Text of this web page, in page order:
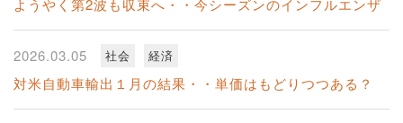
ようやく第2波も収束へ・・今シーズンのインフルエンザ
2026.03.05 社会 経済
対米自動車輸出１月の結果・・単価はもどりつつある？